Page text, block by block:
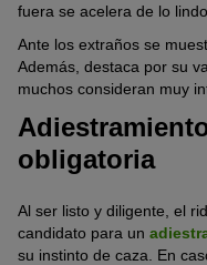
fuera se acelera de lo
Ante los extraños se
Además, destaca por su
muchos consideran muy
obligatoria
Al ser listo y diligente, el
candidato para un
su instinto de caza. En